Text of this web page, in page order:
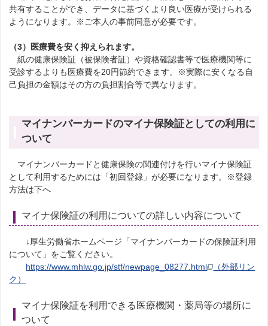
共有することができ、データに基づくより良い医療が受けられる
ようになります。※ご本人の事前同意が必要です。
（3）医療費を安く抑えられます。
紙の健康保険証（被保険者証）や資格確認書等で医療機関等に
受診するよりも医療費を20円節約できます。※実際に安くなる自
己負担の金額はその方の負担割合等で異なります。
マイナンバーカードのマイナ保険証としての利用に
ついて
マイナンバーカードと健康保険の関連付けを行いマイナ保険証
として利用するためには「初回登録」が必要になります。※登録
方法は下へ
マイナ保険証の利用についての詳しい内容について
↓厚生労働省ホームページ「マイナンバーカードの保険証利用
について」をご覧ください。
https://www.mhlw.go.jp/stf/newpage_08277.html
（外部リン
ク）
マイナ保険証を利用できる医療機関・薬局等の場所に
ついて